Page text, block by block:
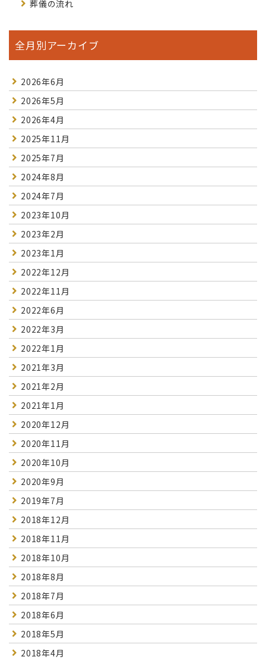
葬儀の流れ
全月別アーカイブ
2026年6月
2026年5月
2026年4月
2025年11月
2025年7月
2024年8月
2024年7月
2023年10月
2023年2月
2023年1月
2022年12月
2022年11月
2022年6月
2022年3月
2022年1月
2021年3月
2021年2月
2021年1月
2020年12月
2020年11月
2020年10月
2020年9月
2019年7月
2018年12月
2018年11月
2018年10月
2018年8月
2018年7月
2018年6月
2018年5月
2018年4月